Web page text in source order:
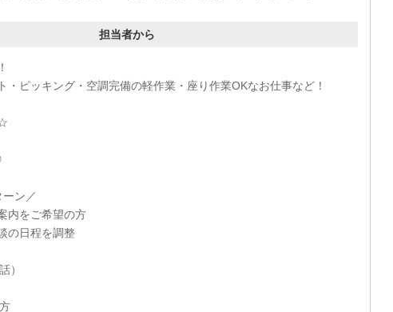
担当者から
・ピッキング・空調完備の軽作業・座り作業OKなお仕事など！
ン／
内をご希望の方
の日程を調整
）